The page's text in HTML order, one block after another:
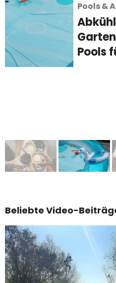
Pools &
Sommer
Pools
Beliebte Video-